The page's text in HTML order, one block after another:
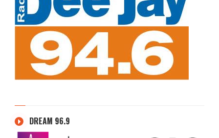
DREAM 96.9